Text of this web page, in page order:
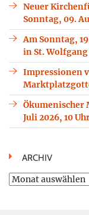
Neuer
Sonntag, 09.
Am Sonntag,
in St.
Impressionen
Ökumenischer
Juli 2026, 10
ARCHIV
Archiv